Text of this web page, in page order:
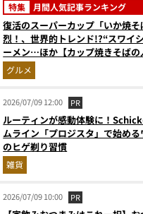
特集 月間人気記事ランキング
復活のスーパーカップ「いか焼
烈！、世界的トレンド!?“スワイ
ーメン…ほか【カップ焼きそばの
キングベスト3】（2026年5月版）
グルメ
2026/07/09 12:00 PR
ルーティンが感動体験に！
ムライン「プロジスタ」で始め
のヒゲ剃り習慣
雑貨
2026/07/09 10:00 PR